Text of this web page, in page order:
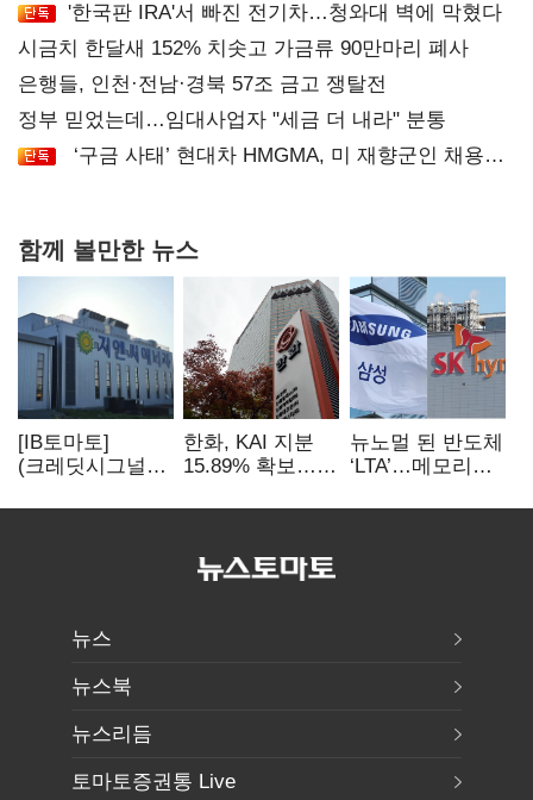
'한국판 IRA'서 빠진 전기차…청와대 벽에 막혔다
시금치 한달새 152% 치솟고 가금류 90만마리 폐사
은행들, 인천·전남·경북 57조 금고 쟁탈전
정부 믿었는데…임대사업자 "세금 더 내라" 분통
‘구금 사태’ 현대차 HMGMA, 미 재향군인 채용
함께 볼만한 뉴스
[IB토마토]
(크레딧시그널)
데이터센터 타고
한화, KAI 지분
15.89% 확보…
신청 예정
뉴노멀 된 반도체
‘LTA’…메모리
54조 선불 계약
뉴스
뉴스북
뉴스리듬
토마토증권통 Live